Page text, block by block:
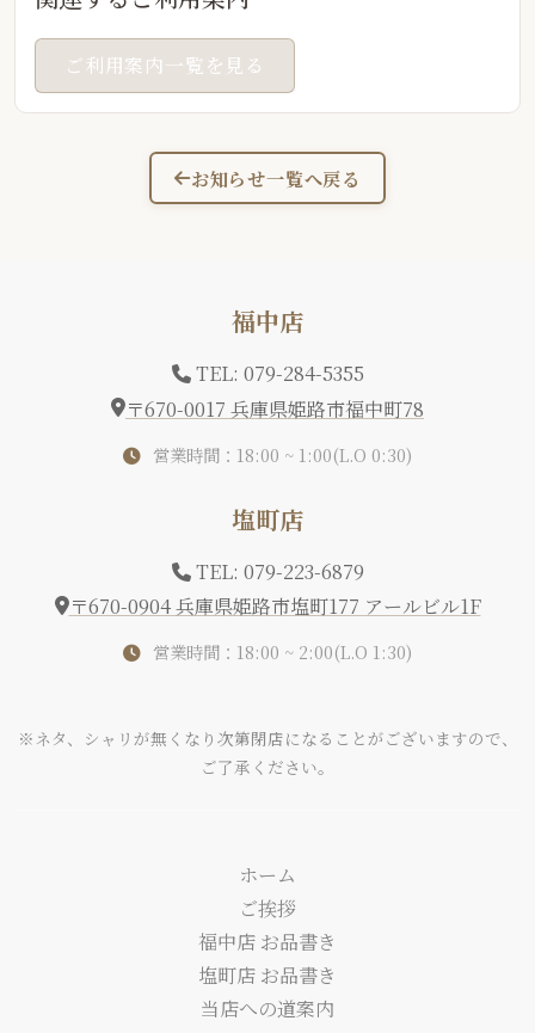
ご利用案内一覧を見る
お知らせ一覧へ戻る
福中店
TEL: 079-284-5355
〒670-0017 兵庫県姫路市福中町78
営業時間：18:00 ~ 1:00(L.O 0:30)
塩町店
TEL: 079-223-6879
〒670-0904 兵庫県姫路市塩町177 アールビル1F
営業時間：18:00 ~ 2:00(L.O 1:30)
※ネタ、シャリが無くなり次第閉店になることがございますので、
ご了承ください。
ホーム
ご挨拶
福中店 お品書き
塩町店 お品書き
当店への道案内